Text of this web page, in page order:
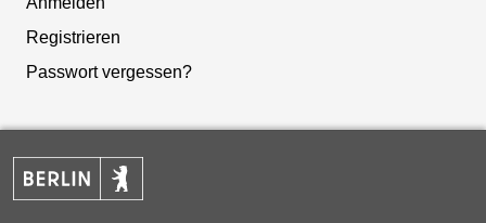
Registrieren
Passwort vergessen?